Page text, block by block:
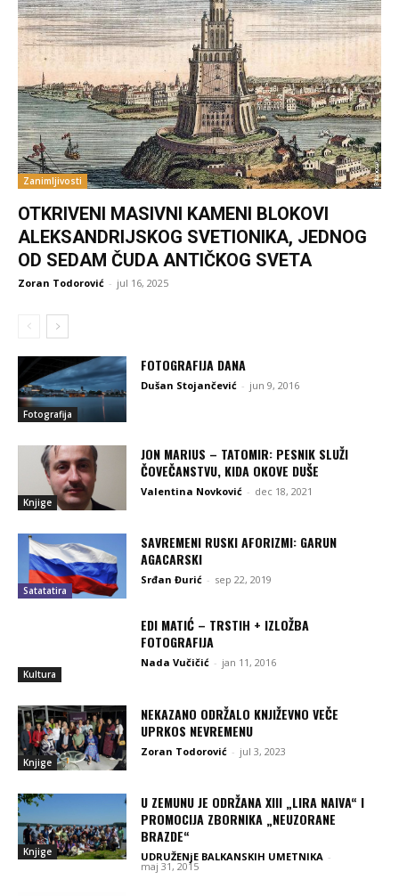
Zanimljivosti
OTKRIVENI MASIVNI KAMENI BLOKOVI
ALEKSANDRIJSKOG SVETIONIKA, JEDNOG
OD SEDAM ČUDA ANTIČKOG SVETA
Zoran Todorović - jul 16, 2025
Fotografija
FOTOGRAFIJA DANA
Dušan Stojančević - jun 9, 2016
Knjige
JON MARIUS – TATOMIR: PESNIK SLUŽI
ČOVEČANSTVU, KIDA OKOVE DUŠE
Valentina Novković - dec 18, 2021
Satatatira
SAVREMENI RUSKI AFORIZMI: GARUN
AGACARSKI
Srđan Đurić - sep 22, 2019
Kultura
EDI MATIĆ‎ – TRSTIH + IZLOŽBA
FOTOGRAFIJA
Nada Vučičić - jan 11, 2016
Knjige
NEKAZANO ODRŽALO KNJIŽEVNO VEČE
UPRKOS NEVREMENU
Zoran Todorović - jul 3, 2023
Knjige
U ZEMUNU JE ODRŽANA XIII „LIRA NAIVA“ I
PROMOCIJA ZBORNIKA „NEUZORANE
BRAZDE“
UDRUŽENjE BALKANSKIH UMETNIKA -
maj 31, 2015